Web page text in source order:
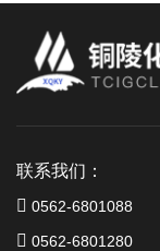
联系我们：
0562-6801088
0562-6801280